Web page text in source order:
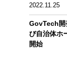
2022.11.25
GovTech開
び自治体ホ
開始